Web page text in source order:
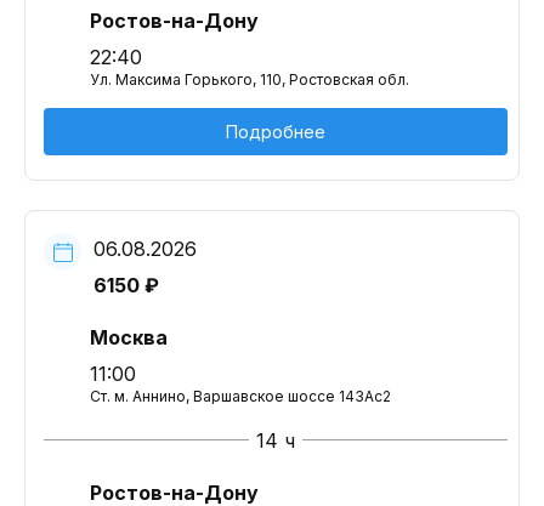
Ростов-на-Дону
22:40
Ул. Максима Горького, 110, Ростовская обл.
Подробнее
06.08.2026
6150 ₽
Москва
11:00
Ст. м. Аннино, Варшавское шоссе 143Ас2
14 ч
Ростов-на-Дону